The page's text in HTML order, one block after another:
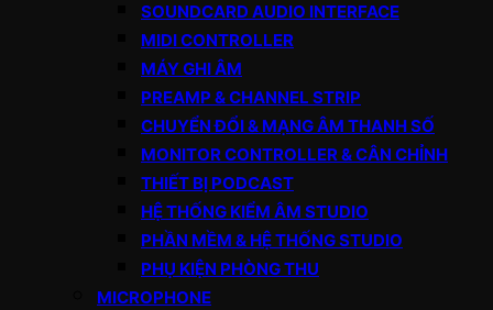
SOUNDCARD AUDIO INTERFACE
MIDI CONTROLLER
MÁY GHI ÂM
PREAMP & CHANNEL STRIP
CHUYỂN ĐỔI & MẠNG ÂM THANH SỐ
MONITOR CONTROLLER & CÂN CHỈNH
THIẾT BỊ PODCAST
HỆ THỐNG KIỂM ÂM STUDIO
PHẦN MỀM & HỆ THỐNG STUDIO
PHỤ KIỆN PHÒNG THU
MICROPHONE